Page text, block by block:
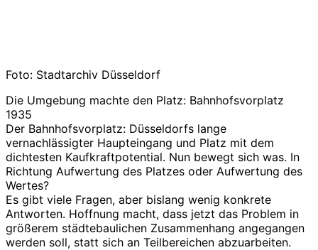
Foto: Stadtarchiv Düsseldorf
Die Umgebung machte den Platz: Bahnhofsvorplatz
1935
Der Bahnhofsvorplatz: Düsseldorfs lange
vernachlässigter Haupteingang und Platz mit dem
dichtesten Kaufkraftpotential. Nun bewegt sich was. In
Richtung Aufwertung des Platzes oder Aufwertung des
Wertes?
Es gibt viele Fragen, aber bislang wenig konkrete
Antworten. Hoffnung macht, dass jetzt das Problem in
größerem städtebaulichen Zusammenhang angegangen
werden soll, statt sich an Teilbereichen abzuarbeiten.